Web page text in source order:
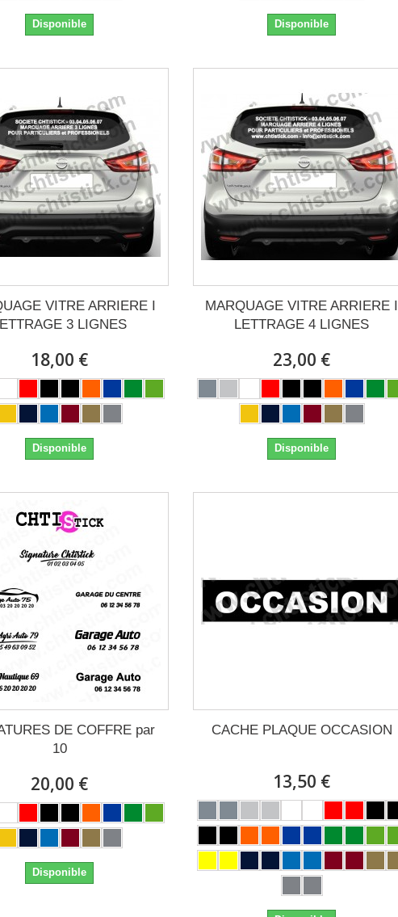
Disponible Disponible
VITRE ARRIERE I
3 LIGNES
18,00 €
Disponible
MARQUAGE VITRE ARRIERE I
LETTRAGE 4 LIGNES
23,00 €
Disponible
DE COFFRE par
10
20,00 €
Disponible
CACHE PLAQUE OCCASION
13,50 €